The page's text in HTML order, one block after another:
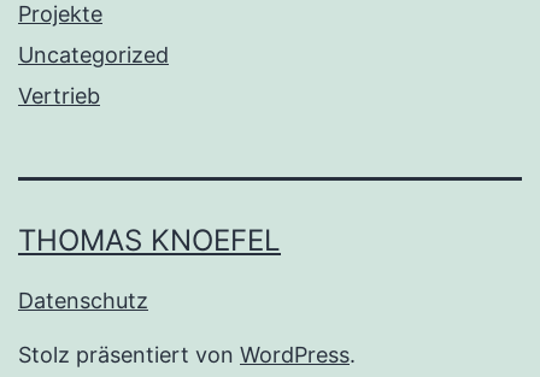
Projekte
Uncategorized
Vertrieb
THOMAS KNOEFEL
Datenschutz
Stolz präsentiert von WordPress.